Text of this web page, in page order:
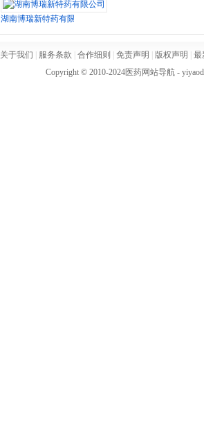
湖南博瑞新特药有限公司
关于我们 服务条款 合作细则 免责声明 版权声明
最
Copyright © 2010-2024医药网站导航-